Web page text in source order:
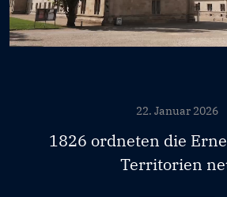
22. Januar 2026
1826 ordneten die
Territorien